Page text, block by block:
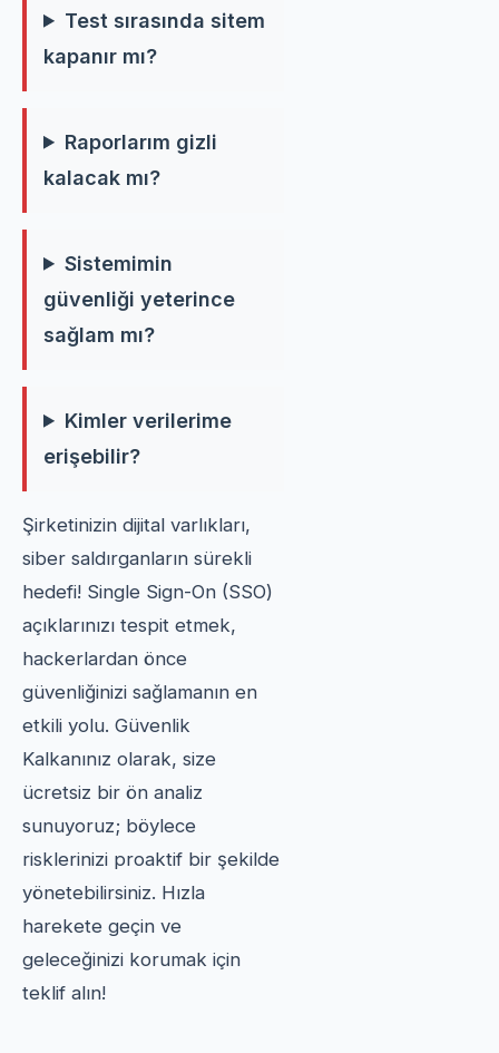
Test sırasında sitem
kapanır mı?
Raporlarım gizli
kalacak mı?
Sistemimin
güvenliği yeterince
sağlam mı?
Kimler verilerime
erişebilir?
Şirketinizin dijital varlıkları,
siber saldırganların sürekli
hedefi! Single Sign-On (SSO)
açıklarınızı tespit etmek,
hackerlardan önce
güvenliğinizi sağlamanın en
etkili yolu. Güvenlik
Kalkanınız olarak, size
ücretsiz bir ön analiz
sunuyoruz; böylece
risklerinizi proaktif bir şekilde
yönetebilirsiniz. Hızla
harekete geçin ve
geleceğinizi korumak için
teklif alın!